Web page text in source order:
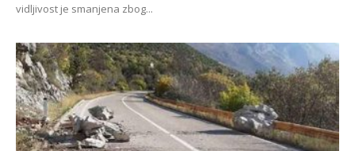
vidljivost je smanjena zbog...